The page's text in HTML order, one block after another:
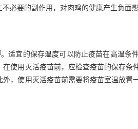
必要的副作用，对肉鸡的健康产生负面影
]。适宜的保存温度可以防止疫苗在高温条
使用灭活疫苗前，应检查疫苗的保存
，使用灭活疫苗前需要将疫苗室温放